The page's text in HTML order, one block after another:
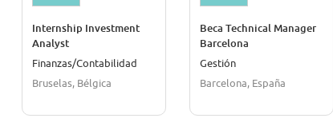
Internship Investment
Analyst
Finanzas/Contabilidad
Bruselas, Bélgica
Beca Technical Manager
Barcelona
Gestión
Barcelona, España